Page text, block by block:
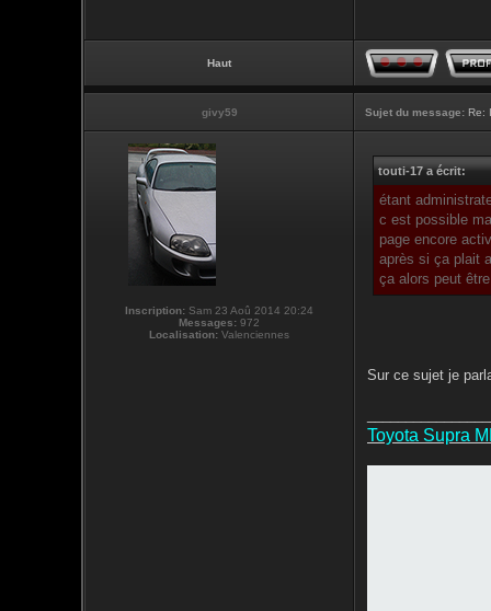
Haut
givy59 Sujet du message: Re:
Inscription: Sam 23 Aoû 2014 20:24
Messages: 972
Localisation: Valenciennes
touti-17 a écrit:
étant
c est possible
page encore
après si ça plait
ça alors peut
Sur ce sujet je
Toyota Supra